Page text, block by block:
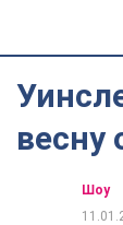
весну
Шоу